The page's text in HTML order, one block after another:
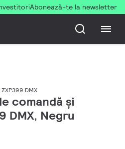
Abonează-te la newsletter
DMX
comandă și
DMX, Negru